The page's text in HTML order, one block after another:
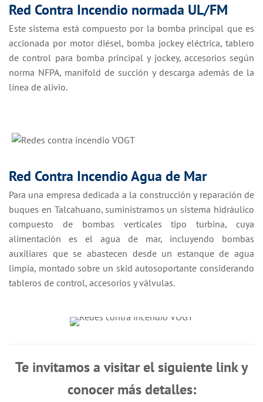
Red Contra Incendio normada UL/FM
Este sistema está compuesto por la bomba principal que es
accionada por motor diésel, bomba jockey eléctrica, tablero
de control para bomba principal y jockey, accesorios según
norma NFPA, manifold de succión y descarga además de la
línea de alivio.
Red Contra Incendio Agua de Mar
Para una empresa dedicada a la construcción y reparación de
buques en Talcahuano, suministramos un sistema hidráulico
compuesto de bombas verticales tipo turbina, cuya
alimentación es el agua de mar, incluyendo bombas
auxiliares que se abastecen desde un estanque de agua
limpia, montado sobre un skid autosoportante considerando
tableros de control, accesorios y válvulas.
Te invitamos a visitar el siguiente link y
conocer más detalles: